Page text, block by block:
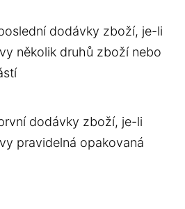
dodávky zboží, je-li
několik druhů zboží nebo
dodávky zboží, je-li
pravidelná opakovaná